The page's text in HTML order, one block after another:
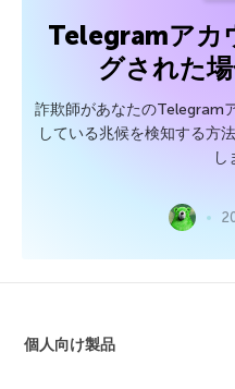
Telegramアカ
グされた
詐欺師があなたのTelegram
している兆候を検知する方
し
個人向け製品